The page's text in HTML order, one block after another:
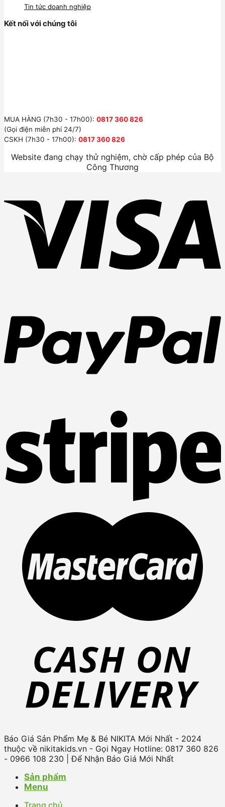
Tin tức doanh nghiệp
Kết nối với chúng tôi
MUA HÀNG (7h30 - 17h00): 0817 360 826
(Gọi điện miễn phí 24/7)
CSKH (7h30 - 17h00): 0817 360 826
Website đang chạy thử nghiệm, chờ cấp phép của Bộ
Công Thương
Báo Giá Sản Phẩm Mẹ & Bé NIKITA Mới Nhất - 2024
thuộc về nikitakids.vn - Gọi Ngay Hotline: 0817 360 826
- 0966 108 230 | Để Nhận Báo Giá Mới Nhất
Sản phẩm
Menu